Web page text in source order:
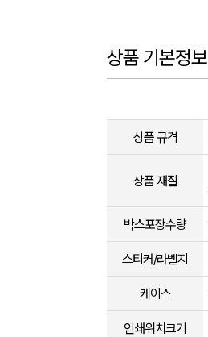
상품 기본정보
상품 규격
상품 재질
박스포장수량
스티커/라벨지
케이스
인쇄위치크기